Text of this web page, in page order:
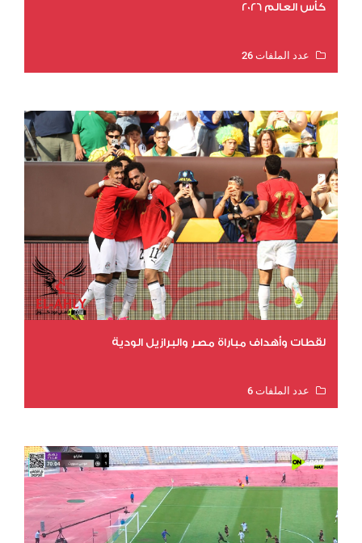
كأس العالم 2026
عدد الملفات 26
لقطات وأهداف مباراة مصر والبرازيل الودية
عدد الملفات 6